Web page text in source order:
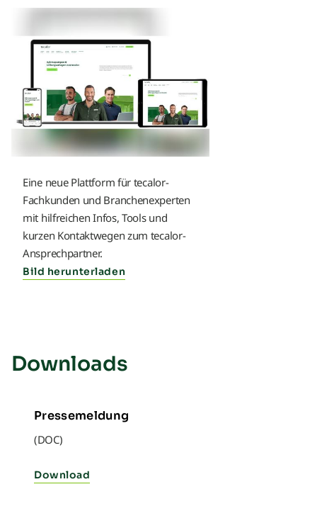
Eine neue Plattform für tecalor-
Fachkunden und Branchenexperten
mit hilfreichen Infos, Tools und
kurzen Kontaktwegen zum tecalor-
Ansprechpartner.
Bild herunterladen
Downloads
Pressemeldung
(DOC)
Download